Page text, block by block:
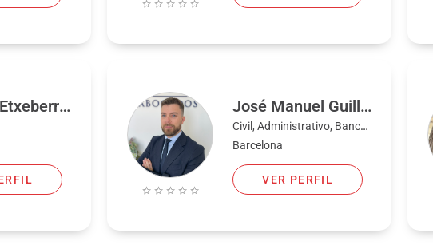
Domingo Etxeberria José Manuel Guilló Buendía
Civil, Administrativo, Bancario, Familia, Fiscal, Penal
Barcelona
VER PERFIL